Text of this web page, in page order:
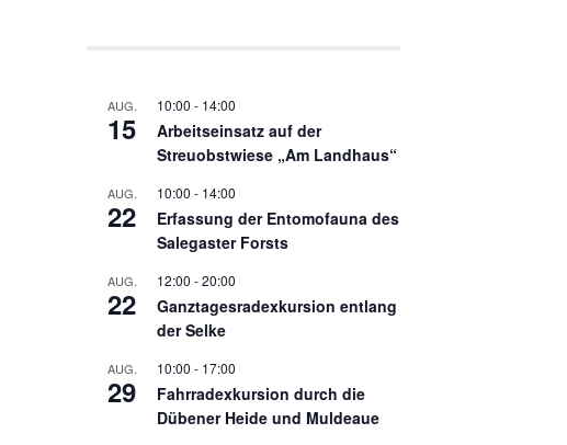
AUG.
15
10:00 - 14:00
Arbeitseinsatz auf der
Streuobstwiese „Am Landhaus“
AUG.
22
10:00 - 14:00
Erfassung der Entomofauna des
Salegaster Forsts
AUG.
22
12:00 -20:00
Ganztagesradexkursion entlang
der Selke
AUG.
29
10:00 - 17:00
Fahrradexkursion durch die
Dübener Heide und Muldeaue